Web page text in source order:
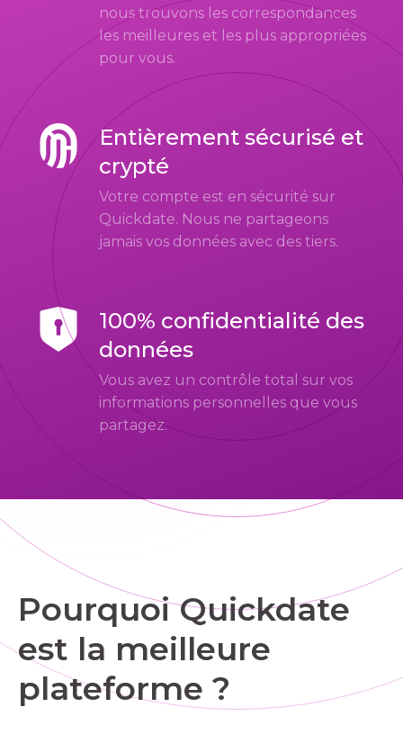
nous trouvons les correspondances
les meilleures et les plus appropriées
pour vous.
Entièrement sécurisé et
crypté
Votre compte est en sécurité sur
Quickdate. Nous ne partageons
jamais vos données avec des tiers.
100% confidentialité des
données
Vous avez un contrôle total sur vos
informations personnelles que vous
partagez.
Pourquoi Quickdate
est la meilleure
plateforme ?